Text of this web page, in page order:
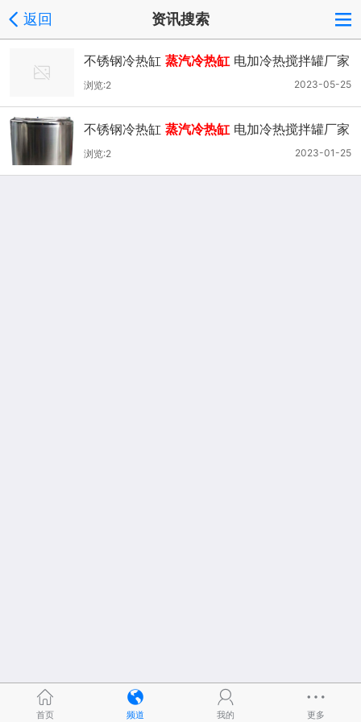
返回 资讯搜索
不锈钢冷热缸 蒸汽冷热缸 电加冷热搅拌罐厂家
价格
2023-05-25
浏览:2
不锈钢冷热缸 蒸汽冷热缸 电加冷热搅拌罐厂家
价格
2023-01-25
浏览:2
首页 频道 我的 更多